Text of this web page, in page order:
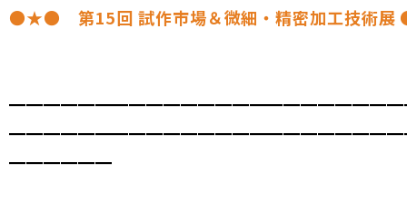
●★● 第15回 試作市場＆微細・精密加工技術
━━━━━━